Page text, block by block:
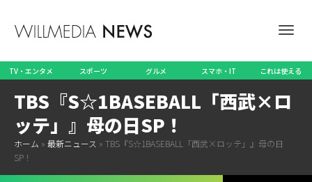
ゲ
TV・エンタメ スポーツ グルメ スマホ・IT これは使える
TBS『S☆1BASEBALL「西武×ロ
ッテ」』母の日SP！
ホーム » 最新ニュース » TBS『S☆1BASEBALL「西武×ロッテ」』母の日
SP！